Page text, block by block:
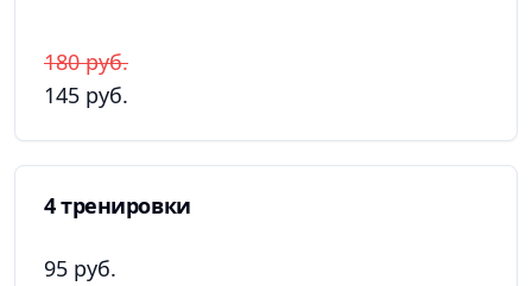
180 руб.
145 руб.
4 тренировки
95 руб.